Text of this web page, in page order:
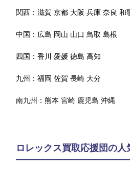
関西：滋賀 京都 大阪 兵庫 奈良 和
中国： 広島 岡山 山口 鳥取 島根
四国：香川 愛媛 徳島 高知
九州：福岡 佐賀 長崎 大分
南九州：熊本 宮崎 鹿児島 沖縄
ロレックス買取応援団の人